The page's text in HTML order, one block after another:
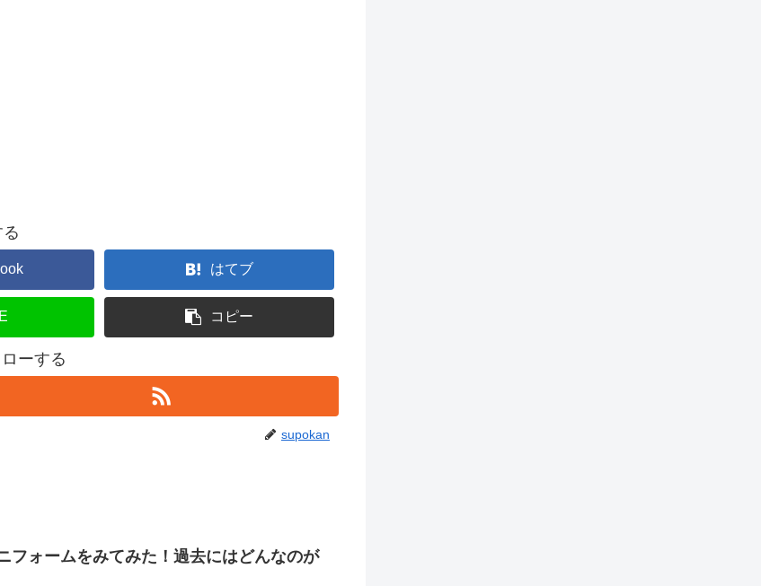
はてブ
コピー
ーする
supokan
フォームをみてみた！過去にはどんなのが